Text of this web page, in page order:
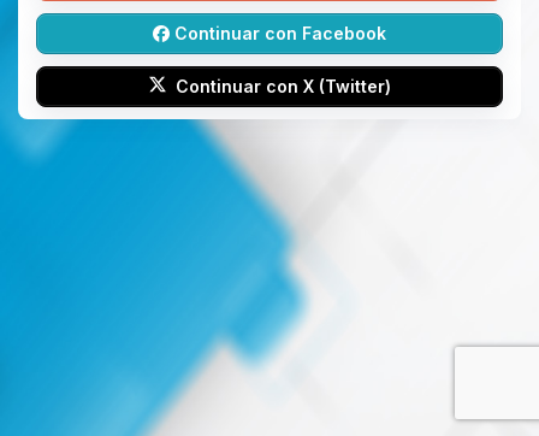
Continuar con Facebook
Continuar con X (Twitter)